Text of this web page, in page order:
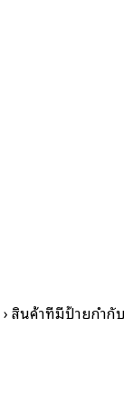
›สินค้าที่มีป้ายกำกั